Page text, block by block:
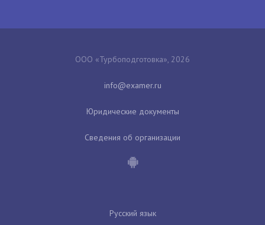
ООО «Турбоподготовка», 2026
Юридические документы
Сведения об организации
Русский язык